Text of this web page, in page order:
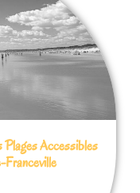
Plages Accessibles
Franceville